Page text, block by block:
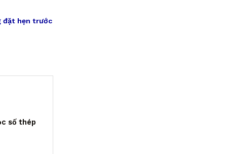
đặt hẹn trước
số thép